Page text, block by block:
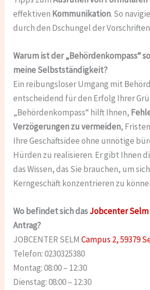
effektiven Kommunikation. So
durch den Dschungel der
Warum ist der „Behördenkompass“
meine Selbstständigkeit?
Ein reibungsloser Umgang mit
entscheidend für den Erfolg Ihrer
„Behördenkompass“ hilft Ihnen,
Verzögerungen zu vermeiden,
Ihre Geschäftsidee ohne unnötige
Hürden zu realisieren. Er gibt Ihnen
das Wissen, das Sie brauchen, um
Kerngeschäft konzentrieren zu
Wo befindet sich dasJobcenter Selm
Antrag?
JOBCENTER SELMCampus 2, 59379
Telefon: 0230325380
Montag: 08:00 – 12:30
Dienstag: 08:00 – 12:30